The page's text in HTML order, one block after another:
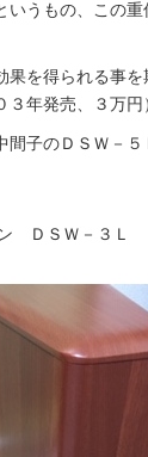
うもの、この
を得られる事
年発売、３万円
子のＤＳＷ－
ＤＳＷ－３Ｌ